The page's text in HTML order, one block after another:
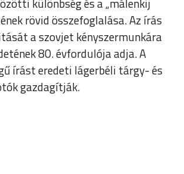
rövid összefoglalása. Az írás
a szovjet kényszermunkára
80. évfordulója adja. A
írást eredeti lágerbéli tárgy- és
gazdagítják.